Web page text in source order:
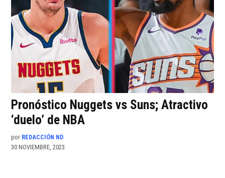
Pronóstico Nuggets vs Suns; Atractivo
‘duelo’ de NBA
por REDACCIÓN ND
30 NOVIEMBRE, 2023